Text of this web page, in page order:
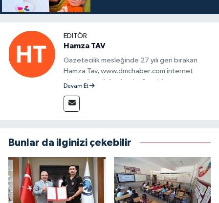
EDITÖR
Hamza TAV
Gazetecilik mesleğinde 27 yılı geri bırakan
Hamza Tav, www.dmchaber.com internet
sitesinde editör olarak görevini
Devam Et
Bunlar da ilginizi çekebilir